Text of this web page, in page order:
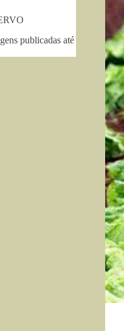
publicadas até